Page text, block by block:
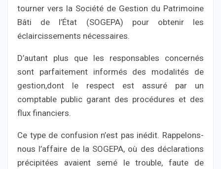
tourner vers la Société de Gestion du Patrimoine
Bâti de l’État (SOGEPA) pour obtenir les
éclaircissements nécessaires.
D’autant plus que les responsables concernés
sont parfaitement informés des modalités de
gestion,dont le respect est assuré par un
comptable public garant des procédures et des
flux financiers.
Ce type de confusion n’est pas inédit. Rappelons-
nous l’affaire de la SOGEPA, où des déclarations
précipitées avaient semé le trouble, faute de